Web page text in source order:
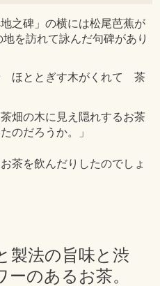
之碑」の横には松尾芭蕉が
を訪れて詠んだ句碑があり
ほととぎす木がくれて 茶
畑の木に見え隠れするお茶
のだろうか。」
茶を飲んだりしたのでしょ
製法の旨味と渋
のあるお茶。